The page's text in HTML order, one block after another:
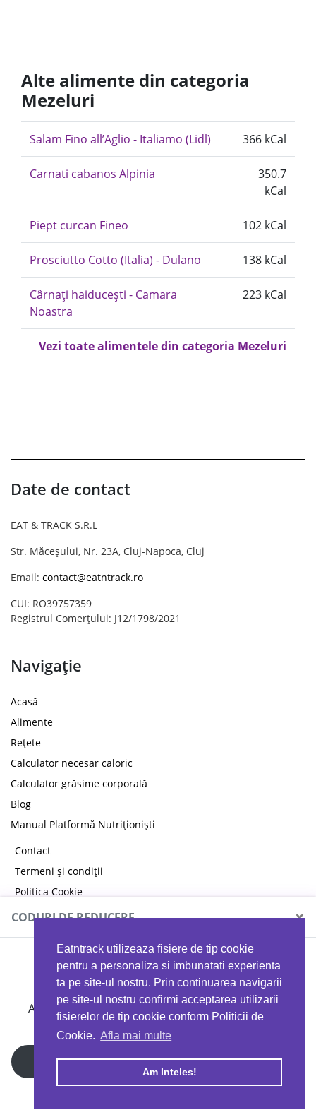
Eatntrack utilizeaza fisiere de tip cookie
pentru a personaliza si imbunatati experienta
ta pe site-ul nostru. Prin continuarea navigarii
pe site-ul nostru confirmi acceptarea utilizarii
fisierelor de tip cookie conform Politicii de
Cookie. Afla mai multe
Am Inteles!
Alte alimente din categoria
Mezeluri
Salam Fino all’Aglio - Italiamo (Lidl) 366 kCal
Carnati cabanos Alpinia
350.7
kCal
Piept curcan Fineo 102 kCal
Prosciutto Cotto (Italia) - Dulano 138 kCal
Cârnați haiducești - Camara
Noastra
223 kCal
Vezi toate alimentele din categoria Mezeluri
Date de contact
EAT & TRACK S.R.L
Str. Măceșului, Nr. 23A, Cluj-Napoca, Cluj
Email: contact@eatntrack.ro
CUI: RO39757359
Registrul Comerțului: J12/1798/2021
Navigație
Acasă
Alimente
Rețete
Calculator necesar caloric
Calculator grăsime corporală
Blog
Manual Platformă Nutriționiști
Contact
Termeni și condiții
Politica Cookie
Politica de confidențialitate
Copyright © 2026 EAT & TRACK S.R.L
CODURI DE REDUCERE ×
MYPROTEIN
Ai 40%reducere la orice comandă folosind codul
EATTRACK
Profită acum